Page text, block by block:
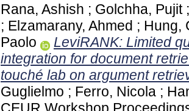
Rana, Ashish ; Golchha, Pujit
; Elzamarany, Ahmed ; Hung,
Paolo
LeviRANK: Limited
integration for document
touché lab on argument
Guglielmo ; Ferro, Nicola ;
CEUR Workshop